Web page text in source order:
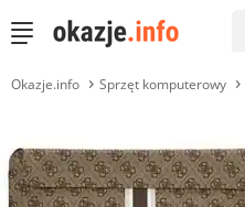
Okazje.info Sprzęt komputerowy